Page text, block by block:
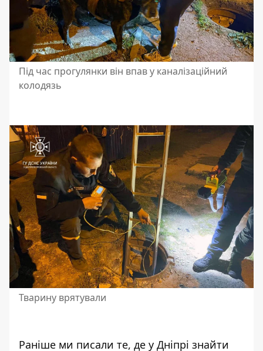
Під час прогулянки він впав у каналізаційний
колодязь
Тварину врятували
Раніше ми писали те, де у Дніпрі знайти